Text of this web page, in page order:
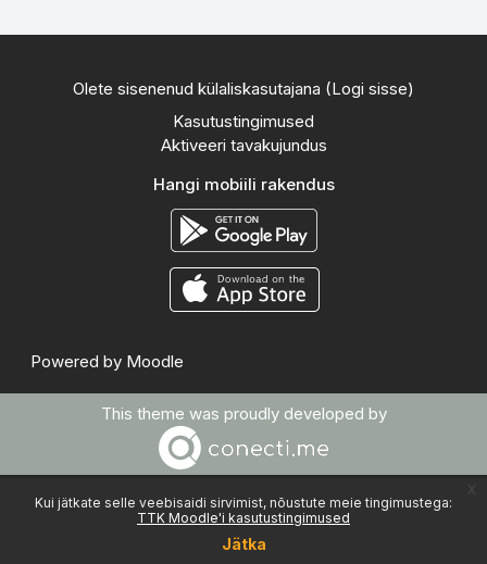
Kui jätkate selle veebisaidi sirvimist, nõustute meie tingimustega:
TTK Moodle'i kasutustingimused
Jätka
Olete sisenenud külaliskasutajana (Logi sisse)
Kasutustingimused
Aktiveeri tavakujundus
Hangi mobiili rakendus
Powered by Moodle
This theme was proudly developed by